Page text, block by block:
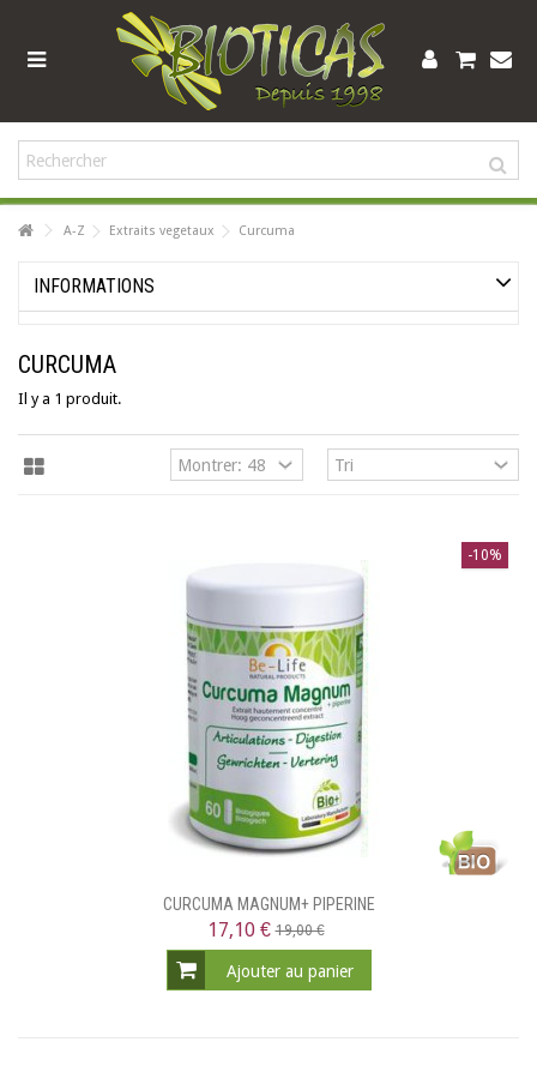
A-Z Extraits vegetaux Curcuma
INFORMATIONS
CURCUMA
Il y a 1 produit.
-10%
CURCUMA MAGNUM+ PIPERINE
17,10 €19,00 €
Ajouter au panier